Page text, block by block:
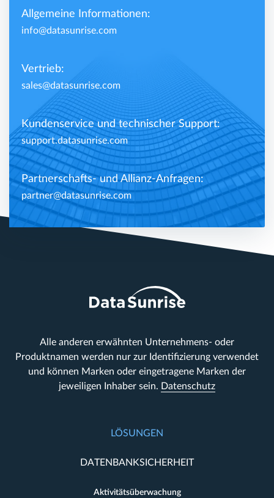
Allgemeine Informationen:
info@datasunrise.com
Vertrieb:
sales@datasunrise.com
Kundenservice und technischer Support:
support.datasunrise.com
Partnerschafts- und Allianz-Anfragen:
partner@datasunrise.com
Alle anderen erwähnten Unternehmens- oder
Produktnamen werden nur zur Identifizierung verwendet
und können Marken oder eingetragene Marken der
jeweiligen Inhaber sein. Datenschutz
LÖSUNGEN
DATENBANKSICHERHEIT
Aktivitätsüberwachung